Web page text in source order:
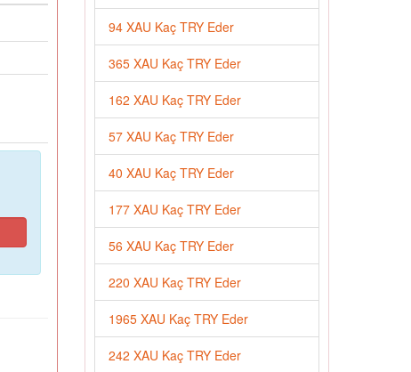
94 XAU Kaç TRY Eder
365 XAU Kaç TRY Eder
162 XAU Kaç TRY Eder
57 XAU Kaç TRY Eder
40 XAU Kaç TRY Eder
177 XAU Kaç TRY Eder
56 XAU Kaç TRY Eder
220 XAU Kaç TRY Eder
1965 XAU Kaç TRY Eder
242 XAU Kaç TRY Eder